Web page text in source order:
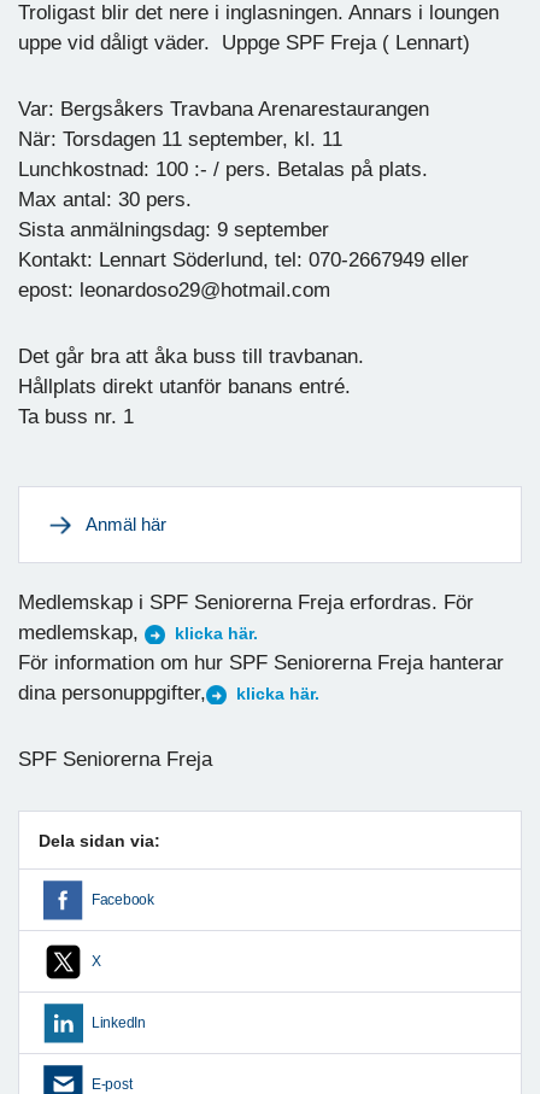
Troligast blir det nere i inglasningen. Annars i loungen
uppe vid dåligt väder. Uppge SPF Freja ( Lennart)
Var: Bergsåkers Travbana Arenarestaurangen
När: Torsdagen 11 september, kl. 11
Lunchkostnad: 100 :- / pers. Betalas på plats.
Max antal: 30 pers.
Sista anmälningsdag: 9 september
Kontakt: Lennart Söderlund, tel: 070-2667949 eller
epost: leonardoso29@hotmail.com
Det går bra att åka buss till travbanan.
Hållplats direkt utanför banans entré.
Ta buss nr. 1
Anmäl här
Medlemskap i SPF Seniorerna Freja erfordras. För
medlemskap,
klicka här.
För information om hur SPF Seniorerna Freja hanterar
dina personuppgifter,
klicka här.
SPF Seniorerna Freja
Dela sidan via:
Facebook
X
LinkedIn
E-post